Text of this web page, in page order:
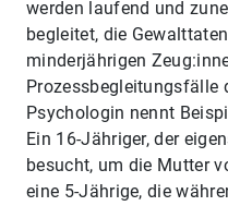
werden laufend und
begleitet, die
minderjährigen
Prozessbegleitungsfälle
Psychologin nennt
Ein 16-Jähriger, der
besucht, um die Mutter
eine 5-Jährige, die